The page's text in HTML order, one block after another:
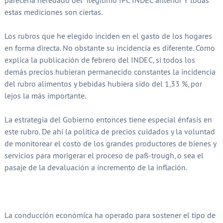
estas mediciones son ciertas.
Los rubros que he elegido inciden en el gasto de los hogares
en forma directa. No obstante su incidencia es diferente. Como
explica la publicación de febrero del INDEC, si todos los
demás precios hubieran permanecido constantes la incidencia
del rubro alimentos y bebidas hubiera sido del 1,33 %, por
lejos la más importante.
La estrategia del Gobierno entonces tiene especial énfasis en
este rubro. De ahí la política de precios cuidados y la voluntad
de monitorear el costo de los grandes productores de bienes y
servicios para morigerar el proceso de pass-trough, o sea el
pasaje de la devaluación a incremento de la inflación.
La conducción económica ha operado para sostener el tipo de